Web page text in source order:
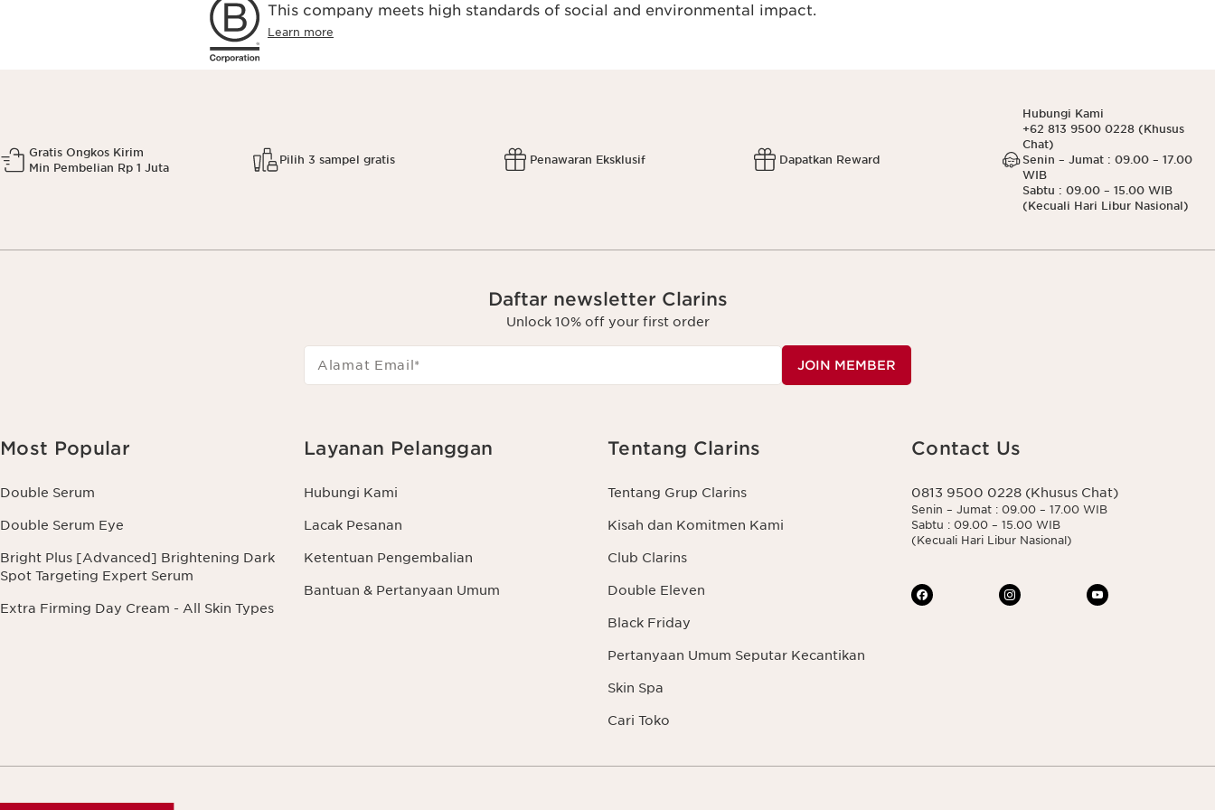
This company meets high standards of social and environmental impact.
Learn more
Gratis Ongkos Kirim
Min Pembelian Rp 1 Juta
Pilih 3 sampel gratis Penawaran Eksklusif Dapatkan Reward
Hubungi Kami
+62 813 9500 0228 (Khusus
Chat)
Senin – Jumat : 09.00 – 17.00
WIB
Sabtu : 09.00 – 15.00 WIB
(Kecuali Hari Libur Nasional)
Daftar newsletter Clarins
Unlock 10% off your first order
Alamat Email * JOIN MEMBER
Most Popular
Double Serum
Double Serum Eye
Bright Plus [Advanced] Brightening Dark
Spot Targeting Expert Serum
Extra Firming Day Cream - All Skin Types
Layanan Pelanggan
Hubungi Kami
Lacak Pesanan
Ketentuan Pengembalian
Bantuan & Pertanyaan Umum
Tentang Clarins
Tentang Grup Clarins
Kisah dan Komitmen Kami
Club Clarins
Double Eleven
Black Friday
Pertanyaan Umum Seputar Kecantikan
Skin Spa
Cari Toko
Contact Us
0813 9500 0228 (Khusus Chat)
Senin – Jumat : 09.00 – 17.00 WIB
Sabtu : 09.00 – 15.00 WIB
(Kecuali Hari Libur Nasional)